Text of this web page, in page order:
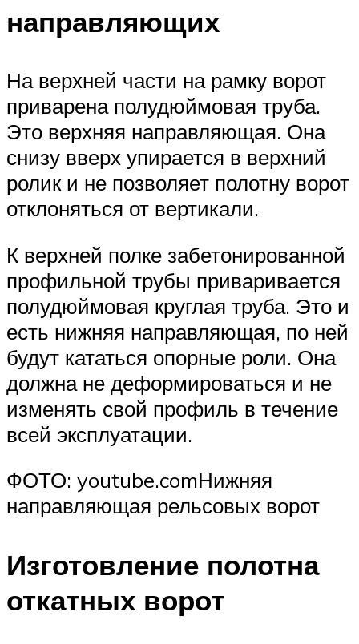
направляющих
На верхней части на рамку ворот
приварена полудюймовая труба.
Это верхняя направляющая. Она
снизу вверх упирается в верхний
ролик и не позволяет полотну ворот
отклоняться от вертикали.
К верхней полке забетонированной
профильной трубы приваривается
полудюймовая круглая труба. Это и
есть нижняя направляющая, по ней
будут кататься опорные роли. Она
должна не деформироваться и не
изменять свой профиль в течение
всей эксплуатации.
ФОТО: youtube.comНижняя
направляющая рельсовых ворот
Изготовление полотна
откатных ворот